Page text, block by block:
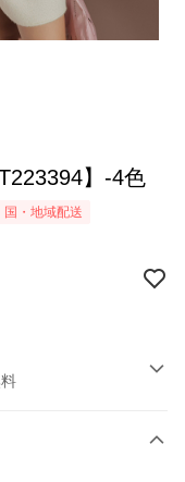
】-4色
国・地域配送